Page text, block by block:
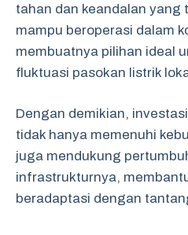
tahan dan keandalan yang
mampu beroperasi dalam
membuatnya pilihan ideal
fluktuasi pasokan listrik
Dengan demikian,
tidak hanya memenuhi
juga mendukung
infrastrukturnya,
beradaptasi dengan